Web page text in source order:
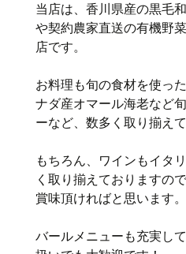
当店は、香川県産の黒毛
や契約農家直送の有機野
店です。
お料理も旬の食材を使っ
ナダ産オマール海老など
ーなど、数多く取り揃えて
もちろん、ワインもイタ
く取り揃えておりますの
賞味頂ければと思います。
バールメニューも充実し